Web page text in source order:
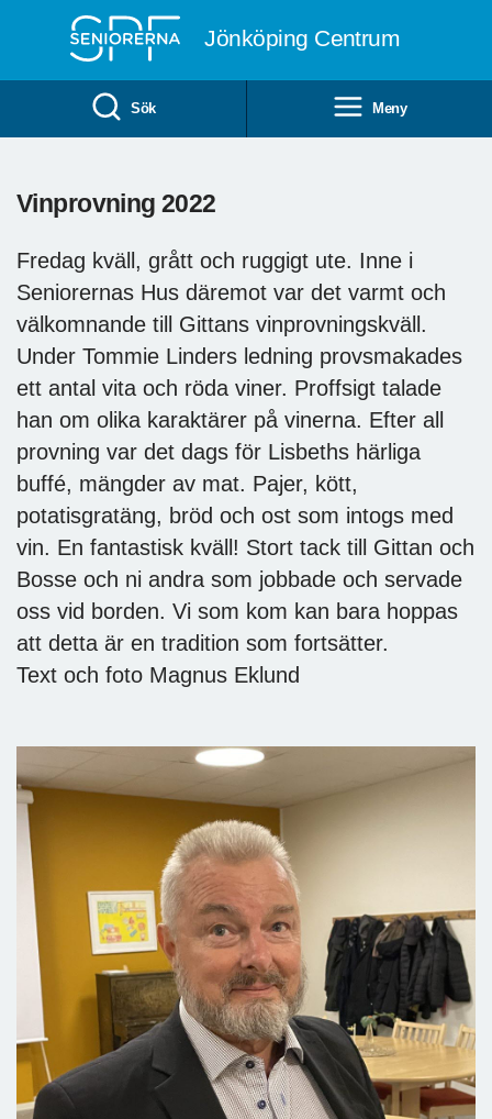
Jönköping Centrum
Sök Meny
Vinprovning 2022
Fredag kväll, grått och ruggigt ute. Inne i
Seniorernas Hus däremot var det varmt och
välkomnande till Gittans vinprovningskväll.
Under Tommie Linders ledning provsmakades
ett antal vita och röda viner. Proffsigt talade
han om olika karaktärer på vinerna. Efter all
provning var det dags för Lisbeths härliga
buffé, mängder av mat. Pajer, kött,
potatisgratäng, bröd och ost som intogs med
vin. En fantastisk kväll! Stort tack till Gittan och
Bosse och ni andra som jobbade och servade
oss vid borden. Vi som kom kan bara hoppas
att detta är en tradition som fortsätter.
Text och foto Magnus Eklund